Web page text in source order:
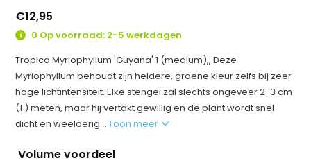
€12,95
0 Op voorraad: 2-5 werkdagen
Tropica Myriophyllum 'Guyana' 1 (medium),, Deze
Myriophyllum behoudt zijn heldere, groene kleur zelfs bij zeer
hoge lichtintensiteit. Elke stengel zal slechts ongeveer 2-3 cm
(1 ) meten, maar hij vertakt gewillig en de plant wordt snel
dicht en weelderig...Toon meer
Volume voordeel